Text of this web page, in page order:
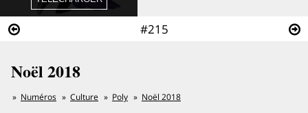
#215
Noël 2018
Numéros Culture Poly Noël 2018